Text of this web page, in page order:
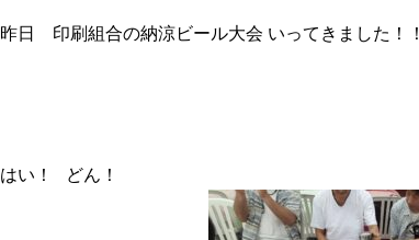
昨日 印刷組合の納涼ビール大会 いってきました！！
はい！ どん！